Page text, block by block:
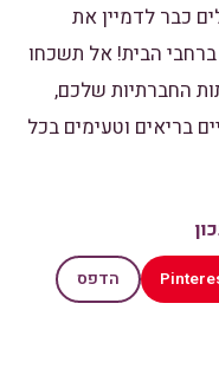
כבר לדמיין את
הבית! אל תשכחו
החברתיות שלכם,
בריאים וטעימים בכל
הדפס